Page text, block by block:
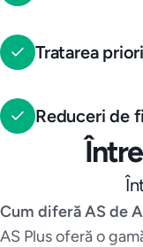
Tratarea
Reduceri de
Cum diferă AS de
AS Plus oferă o